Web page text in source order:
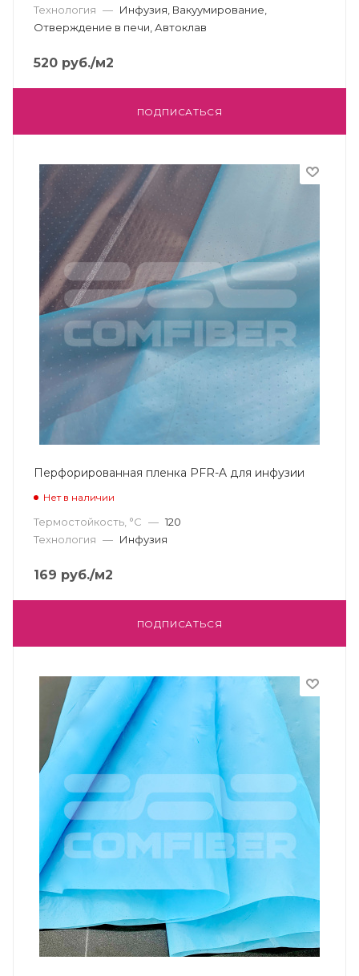
Технология — Инфузия, Вакуумирование,
Отверждение в печи, Автоклав
520 руб./м2
ПОДПИСАТЬСЯ
Перфорированная пленка PFR-A для инфузии
Нет в наличии
Термостойкость, °С — 120
Технология — Инфузия
169 руб./м2
ПОДПИСАТЬСЯ